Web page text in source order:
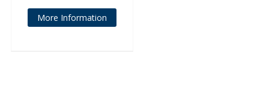
More Information